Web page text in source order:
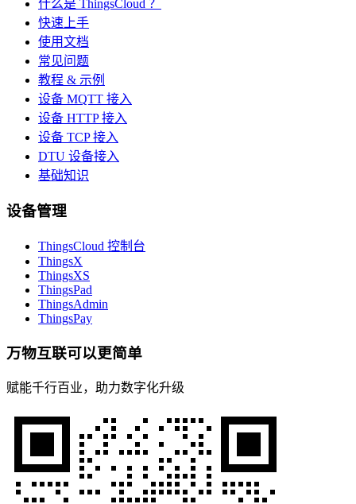
什么是 ThingsCloud ？
快速上手
使用文档
常见问题
教程 & 示例
设备 MQTT 接入
设备 HTTP 接入
设备 TCP 接入
DTU 设备接入
基础知识
设备管理
ThingsCloud 控制台
ThingsX
ThingsXS
ThingsPad
ThingsAdmin
ThingsPay
万物互联可以更简单
赋能千行百业，助力数字化升级